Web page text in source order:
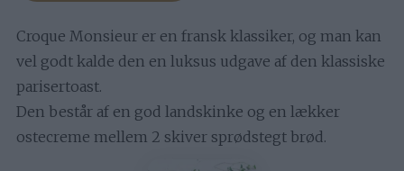
Croque Monsieur er en fransk klassiker, og man kan
vel godt kalde den en luksus udgave af den klassiske
parisertoast.
Den består af en god landskinke og en lækker
ostecreme mellem 2 skiver sprødstegt brød.